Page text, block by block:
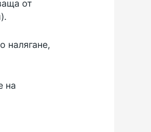
от
налягане,
на